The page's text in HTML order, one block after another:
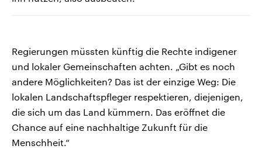
Regierungen müssten künftig die Rechte indigener
und lokaler Gemeinschaften achten. „Gibt es noch
andere Möglichkeiten? Das ist der einzige Weg: Die
lokalen Landschaftspfleger respektieren, diejenigen,
die sich um das Land kümmern. Das eröffnet die
Chance auf eine nachhaltige Zukunft für die
Menschheit.“